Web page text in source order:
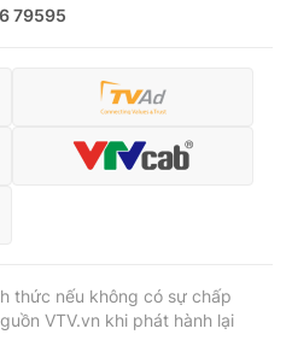
79595
thức nếu không có sự chấp
VTV.vn khi phát hành lại